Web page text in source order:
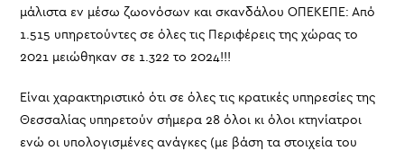
μάλιστα εν μέσω ζωονόσων και σκανδάλου ΟΠΕΚΕΠΕ: Από
1.515 υπηρετούντες σε όλες τις Περιφέρεις της χώρας το
2021 μειώθηκαν σε 1.322 το 2024!!!
Είναι χαρακτηριστικό ότι σε όλες τις κρατικές υπηρεσίες της
Θεσσαλίας υπηρετούν σήμερα 28 όλοι κι όλοι κτηνίατροι
ενώ οι υπολογισμένες ανάγκες (με βάση τα στοιχεία του